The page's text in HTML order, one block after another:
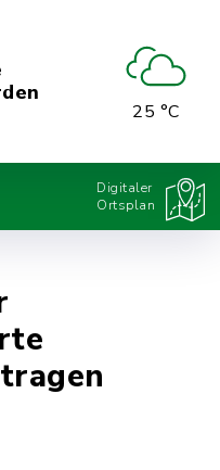
25 °C
Digitaler
Ortsplan